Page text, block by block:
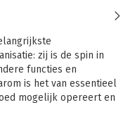
zij is de spin in
functies en
is het van essentieel
mogelijk opereert en